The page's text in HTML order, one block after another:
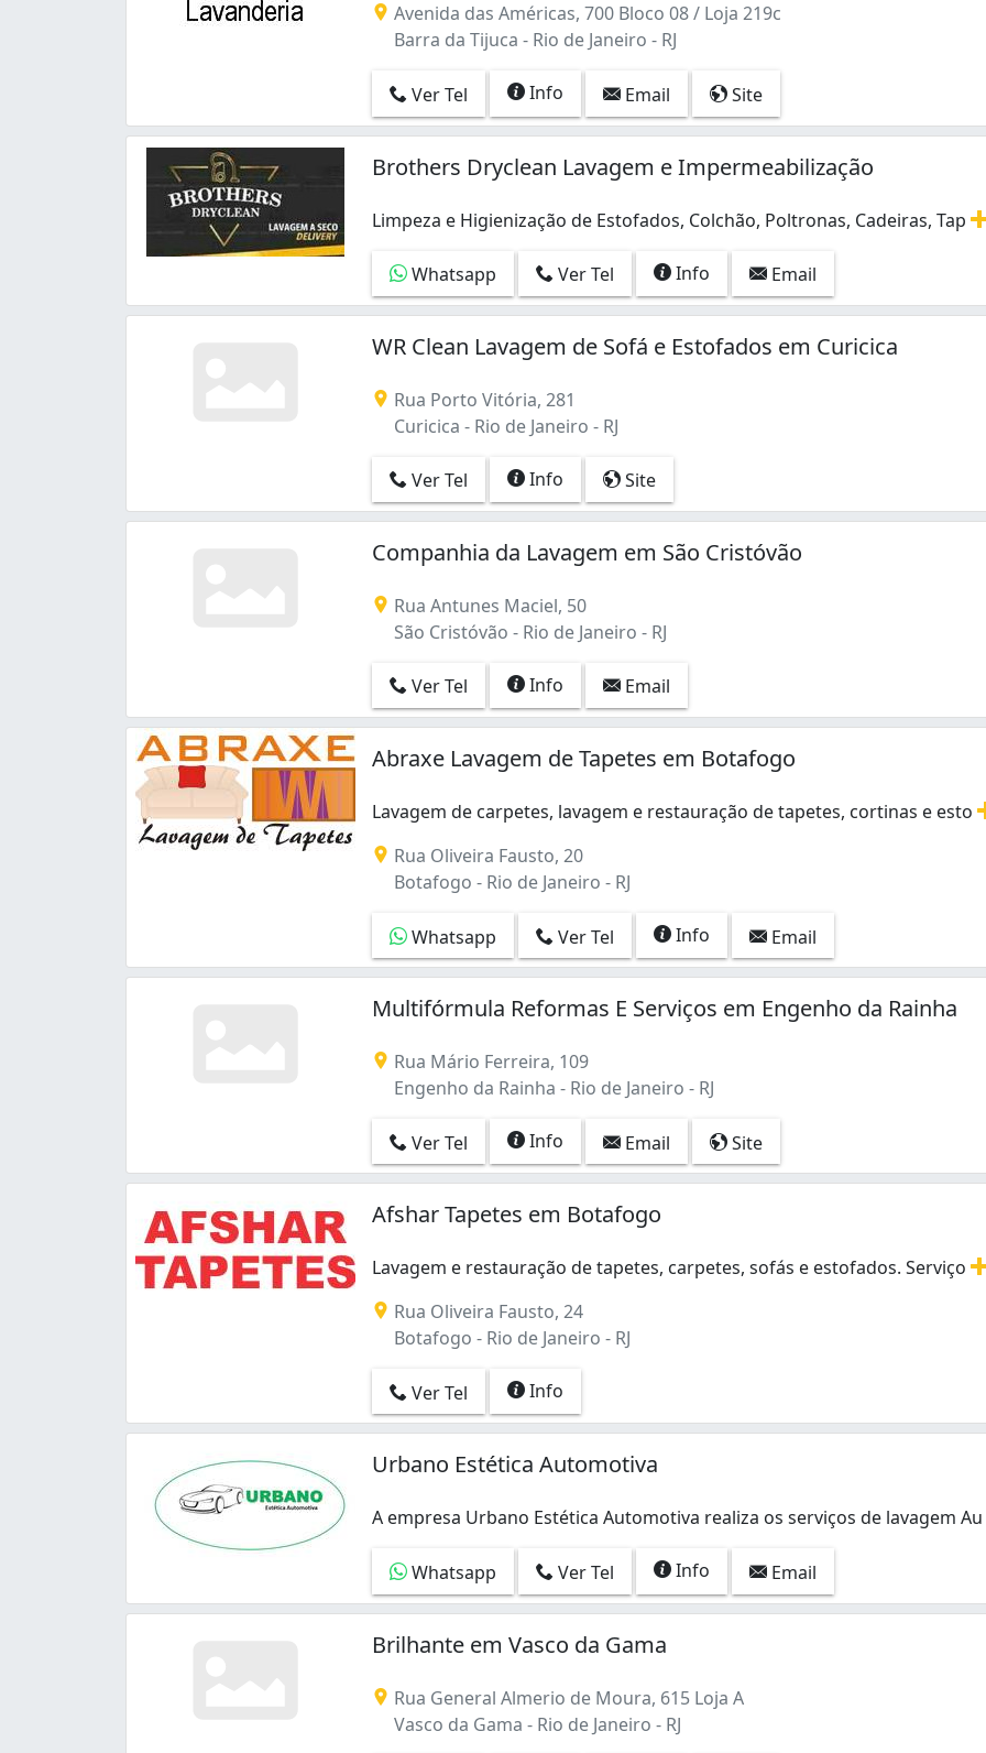
Avenida das Américas, 700 Bloco 08 / Loja 219c
Barra da Tijuca - Rio de Janeiro - RJ
Ver Tel Info Email Site
Brothers Dryclean Lavagem e Impermeabilização
Limpeza e Higienização de Estofados, Colchão, Poltronas, Cadeiras, Tap
Whatsapp
Ver Tel Info Email
WR Clean Lavagem de Sofá e Estofados em Curicica
Rua Porto Vitória, 281
Curicica - Rio de Janeiro - RJ
Ver Tel Info Site
Companhia da Lavagem em São Cristóvão
Rua Antunes Maciel, 50
São Cristóvão - Rio de Janeiro - RJ
Ver Tel Info Email
Abraxe Lavagem de Tapetes em Botafogo
Lavagem de carpetes, lavagem e restauração de tapetes, cortinas e esto
Rua Oliveira Fausto, 20
Botafogo - Rio de Janeiro - RJ
Whatsapp Ver Tel Info Email
Multifórmula Reformas E Serviços em Engenho da Rainha
Rua Mário Ferreira, 109
Engenho da Rainha - Rio de Janeiro - RJ
Ver Tel Info Email Site
Afshar Tapetes em Botafogo
Lavagem e restauração de tapetes, carpetes, sofás e estofados. Serviço
Rua Oliveira Fausto, 24
Botafogo - Rio de Janeiro - RJ
Ver Tel Info
Urbano Estética Automotiva
A empresa Urbano Estética Automotiva realiza os serviços de lavagem
Whatsapp
Ver Tel Info Email
Brilhante em Vasco da Gama
Rua General Almerio de Moura, 615 Loja A
Vasco da Gama - Rio de Janeiro - RJ